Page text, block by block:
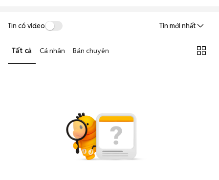
Tin có video Tin mới nhất
Tất cả Cá nhân Bán chuyên